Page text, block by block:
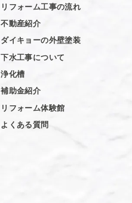
リフォーム工事の流れ
不動産紹介
ダイキョーの外壁塗装
下水工事について
浄化槽
補助金紹介
リフォーム体験館
よくある質問